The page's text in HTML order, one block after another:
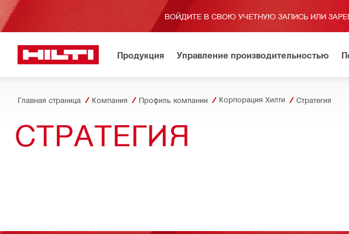
ВОЙДИТЕ В СВОЮ УЧЕТНУЮ ЗАПИСЬ ИЛИ
Продукция Управление производительностью
Главная страница Компания Профиль компании Корпорация Хилти Стратегия
СТРАТЕГИЯ